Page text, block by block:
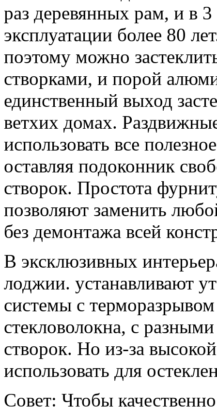
раз деревянных рам, и в
эксплуатации более 80
поэтому можно
створками, и порой
единственный выход
ветхих домах.
использовать все
оставляя подоконник
створок. Простота
позволяют заменить
без демонтажа всей
В эксклюзивных
лоджии. устанавливают
системы с
стекловолокна, с
створок. Но из-за
использовать для
Совет: Чтобы